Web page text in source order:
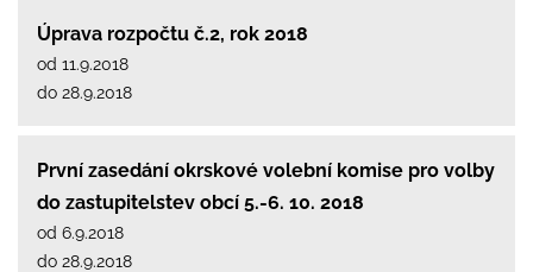
Úprava rozpočtu č.2, rok 2018
od 11.9.2018
do 28.9.2018
První zasedání okrskové volební komise pro volby
do zastupitelstev obcí 5.-6. 10. 2018
od 6.9.2018
do 28.9.2018